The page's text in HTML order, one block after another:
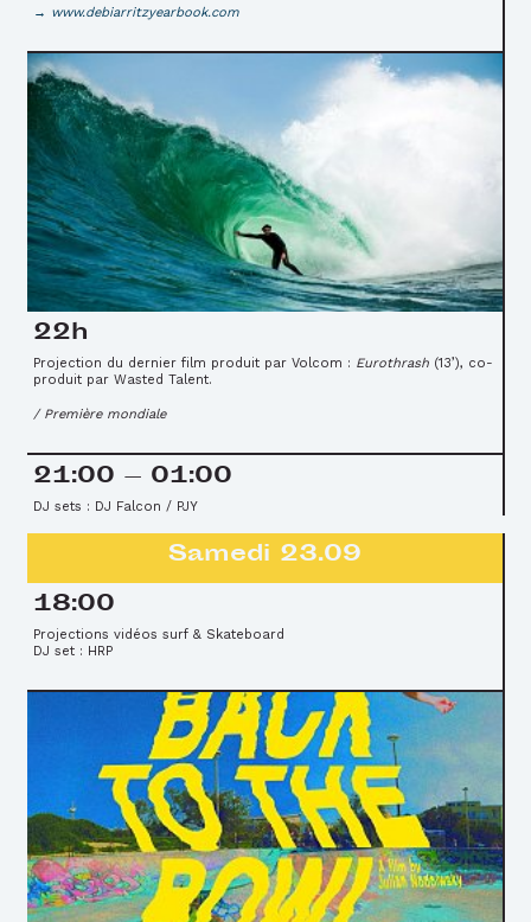
www.debiarritzyearbook.com
22h
Projection du dernier film produit par Volcom : Eurothrash(13’), co-
produit par Wasted Talent.
/ Première mondiale
21:00 — 01:00
DJ sets : DJ Falcon / PJY
Samedi 23.09
18:00
Projections vidéos surf & Skateboard
DJ set : HRP